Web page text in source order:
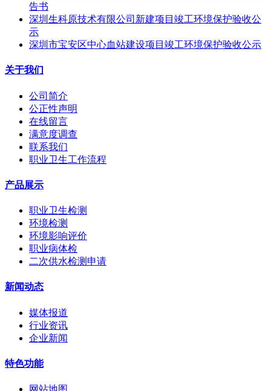
告书
深圳生科原技术有限公司新建项目竣工环境保护验收公
示
深圳市宝安区中心血站建设项目竣工环境保护验收公示
关于我们
公司简介
公正性声明
在线留言
满意度调查
联系我们
职业卫生工作流程
产品展示
职业卫生检测
环境检测
环境影响评价
职业病体检
二次供水检测申请
新闻动态
媒体报道
行业资讯
企业新闻
特色功能